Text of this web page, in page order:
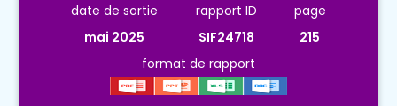
date de sortie
mai 2025
rapport ID
SIF24718
page
215
format de rapport